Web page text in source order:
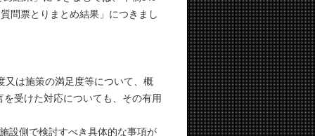
問票とりまとめ結果」につきまし
は施策の満足度等について、概
受けた対応についても、その有用
設側で検討すべき具体的な事項が